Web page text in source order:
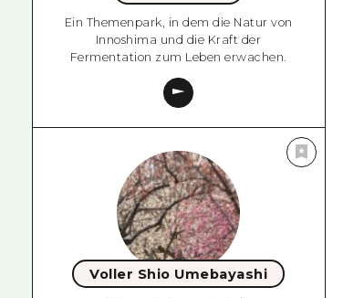
Ein Themenpark, in dem die Natur von
Innoshima und die Kraft der
Fermentation zum Leben erwachen.
Voller Shio Umebayashi